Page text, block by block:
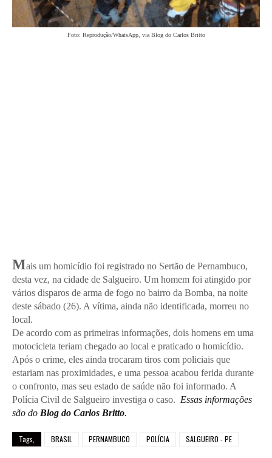
Foto: Reprodução/WhatsApp, via Blog do Carlos Britto
Mais um homicídio foi registrado no Sertão de Pernambuco,
desta vez, na cidade de Salgueiro. Um homem foi atingido por
vários disparos de arma de fogo no bairro da Bomba, na noite
deste sábado (26). A vítima, ainda não identificada, morreu no
local.
De acordo com as primeiras informações, dois homens em uma
motocicleta teriam chegado ao local e praticado o homicídio.
Após o crime, eles ainda trocaram tiros com policiais que
estariam nas proximidades, e uma pessoa acabou ferida durante
o confronto, mas seu estado de saúde não foi informado. A
Polícia Civil de Salgueiro investiga o caso. Essas informações
são do Blog do Carlos Britto.
Tags, BRASIL PERNAMBUCO POLÍCIA SALGUEIRO - PE